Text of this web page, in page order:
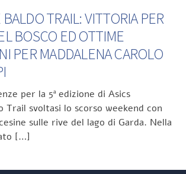
TRAIL: VITTORIA PER
BOSCO ED OTTIME
PER MADDALENA CAROLO
per la 5ª edizione di Asics
Trail svoltasi lo scorso weekend con
sulle rive del lago di Garda. Nella
[…]